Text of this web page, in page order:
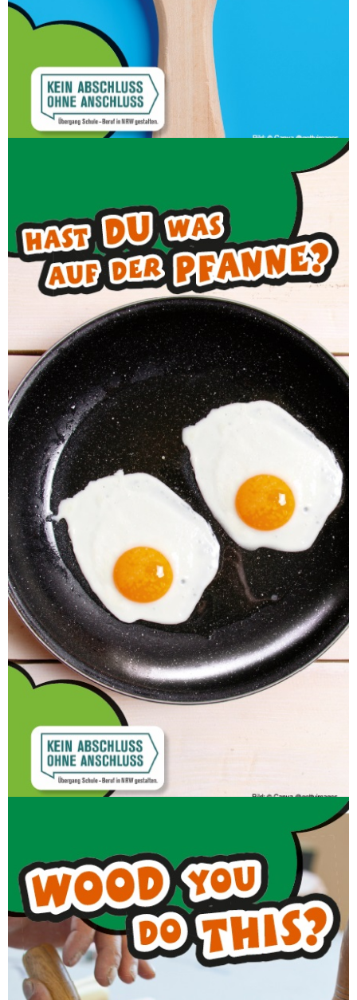
Praxis-Check Maler beim Bildungsträger
teilnehmen möchtest – sie regelt alles Weitere
für dich.
Gastronomie
Kochst du mit Begeisterung oder möchtest
das Kochen lernen?
Dann mach den Praxis-Check
Hotel/Gastronomie beim Bildungsträger!
Vegan, vegetarisch oder mit Fleisch? Alles kein
Problem! Gemeinsam planen wir ein Menü und
bereiten dieses zu. Dabei lernst du viele
Möglichkeiten in der Küche und darum herum
kennen und probierst natürlich selbst deine
Ergebnisse!
Holz
PRAXISKURS WIRD DIESES JAHR NICHT
ANGEBOTEN!